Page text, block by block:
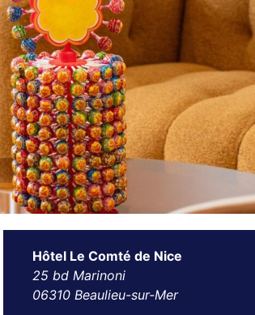
Hôtel Le Comté de Nice
25 bd Marinoni
06310 Beaulieu-sur-Mer